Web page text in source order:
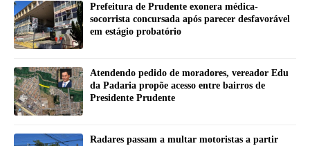
Prefeitura de Prudente exonera médica-
socorrista concursada após parecer desfavorável
em estágio probatório
Atendendo pedido de moradores, vereador Edu
da Padaria propõe acesso entre bairros de
Presidente Prudente
Radares passam a multar motoristas a partir